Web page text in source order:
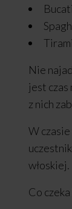
Nie
jest czas
z nich
W
włoskiej.
Co